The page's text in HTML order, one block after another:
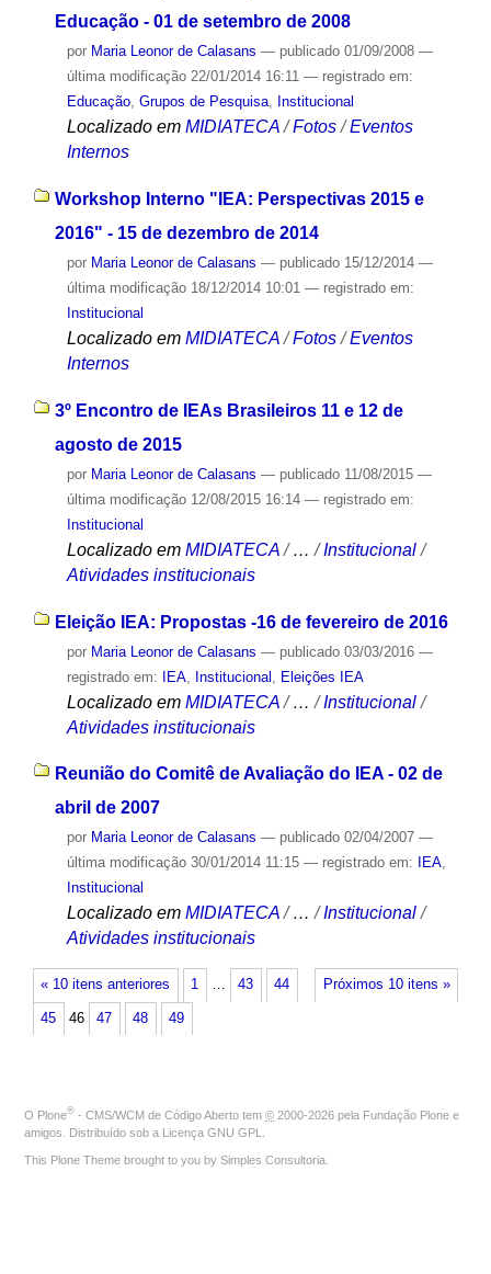
Educação - 01 de setembro de 2008
por Maria Leonor de Calasans — publicado01/09/2008 —
última modificação22/01/2014 16:11 — registrado em:
Educação, Grupos de Pesquisa, Institucional
Localizado em MIDIATECA /Fotos /Eventos
Internos
Workshop Interno "IEA: Perspectivas 2015 e
2016" - 15 de dezembro de 2014
por Maria Leonor de Calasans — publicado15/12/2014 —
última modificação18/12/2014 10:01 — registrado em:
Institucional
Localizado em MIDIATECA /Fotos /Eventos
Internos
3º Encontro de IEAs Brasileiros 11 e 12 de
agosto de 2015
por Maria Leonor de Calasans — publicado11/08/2015 —
última modificação12/08/2015 16:14 — registrado em:
Institucional
Localizado em MIDIATECA /…/Institucional /
Atividades institucionais
Eleição IEA: Propostas -16 de fevereiro de 2016
por Maria Leonor de Calasans — publicado03/03/2016 —
registrado em: IEA, Institucional Eleições IEA
Localizado em MIDIATECA /…/Institucional /
Atividades institucionais
Reunião do Comitê de Avaliação do IEA - 02 de
abril de 2007
por Maria Leonor de Calasans — publicado02/04/2007 —
última modificação30/01/2014 11:15 — registrado em: IEA,
Institucional
Localizado em MIDIATECA /…/Institucional /
Atividades institucionais
« 10 itens anteriores Próximos 10 itens »
1 … 43 44
45 46 47 48 49
O Plone® - CMS/WCM de Código Aberto tem © 2000-2026 pela Fundação Plone e
amigos. Distribuído sob a Licença GNU GPL
This Plone Theme brought to you by Simples Consultoria